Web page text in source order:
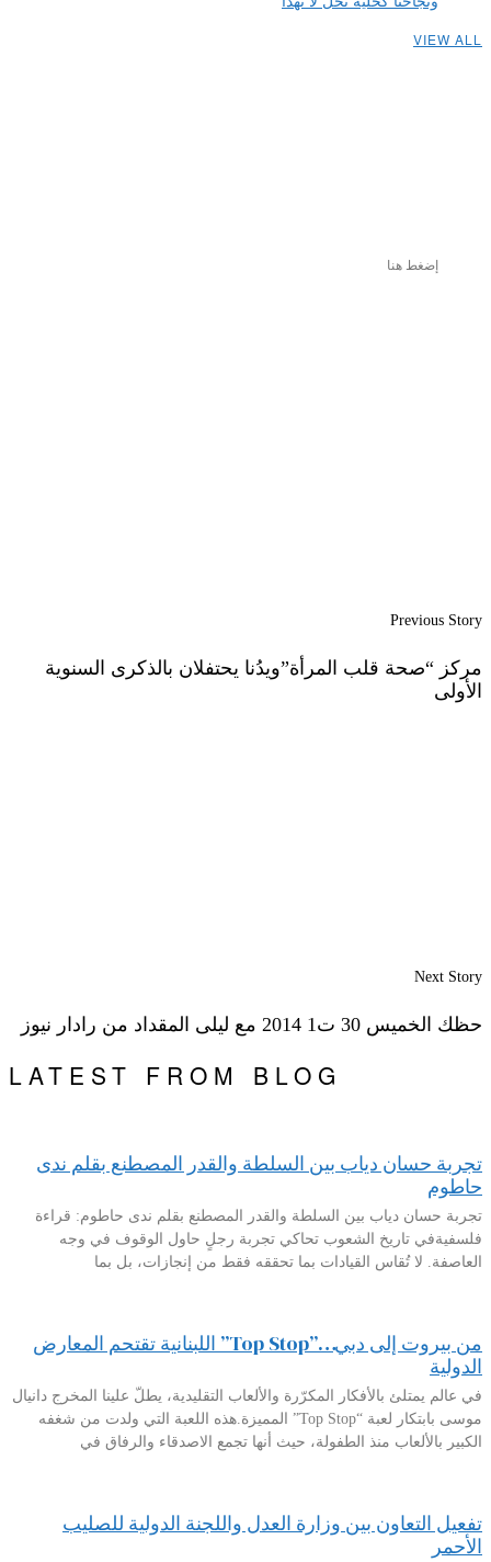
VIEW ALL
إضغط هنا
Previous Story
مركز “صحة قلب المرأة”ويدُنا يحتفلان بالذكرى السنوية
الأولى
Next Story
حظك الخميس 30 ت1 2014 مع ليلى المقداد من رادار نيوز
LATEST FROM BLOG
تجربة حسان دياب بين السلطة والقدر المصطنع بقلم ندى
حاطوم
تجربة حسان دياب بين السلطة والقدر المصطنع بقلم ندى حاطوم: قراءة
فلسفيةفي تاريخ الشعوب تحاكي تجربة رجلٍ حاول الوقوف في وجه
العاصفة. لا تُقاس القيادات بما تحققه فقط من إنجازات، بل بما
من بيروت إلى دبي…”Top Stop” اللبنانية تقتحم المعارض
الدولية
في عالم يمتلئ بالأفكار المكرّرة والألعاب التقليدية، يطلّ علينا المخرج دانيال
موسى بابتكار لعبة “Top Stop” المميزة.هذه اللعبة التي ولدت من شغفه
الكبير بالألعاب منذ الطفولة، حيث أنها تجمع الاصدقاء والرفاق في
تفعيل التعاون بين وزارة العدل واللجنة الدولية للصليب
الأحمر